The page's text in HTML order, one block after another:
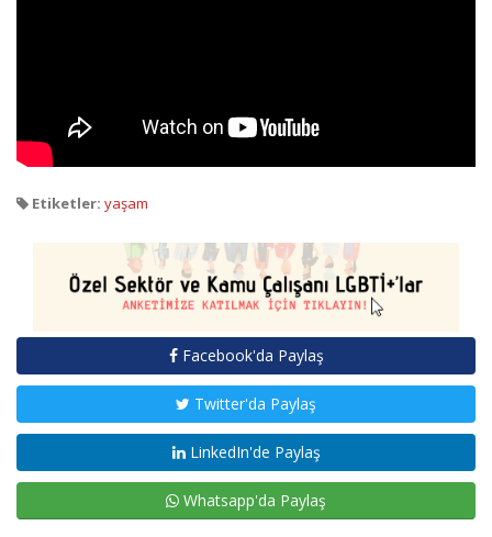
Etiketler: yaşam
Facebook'da Paylaş
Twitter'da Paylaş
LinkedIn'de Paylaş
Whatsapp'da Paylaş